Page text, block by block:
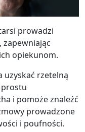
prowadzi
zapewniając
opiekunom.
uzyskać rzetelną
i pomoże znaleźć
prowadzone
i poufności.